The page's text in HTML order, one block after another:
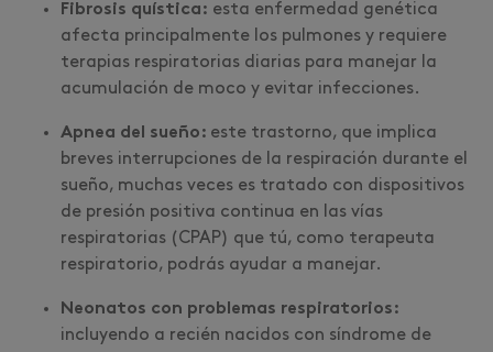
Fibrosis quística: esta enfermedad genética
afecta principalmente los pulmones y requiere
terapias respiratorias diarias para manejar la
acumulación de moco y evitar infecciones.
Apnea del sueño: este trastorno, que implica
breves interrupciones de la respiración durante el
sueño, muchas veces es tratado con dispositivos
de presión positiva continua en las vías
respiratorias (CPAP) que tú, como terapeuta
respiratorio, podrás ayudar a manejar.
Neonatos con problemas respiratorios:
incluyendo a recién nacidos con síndrome de